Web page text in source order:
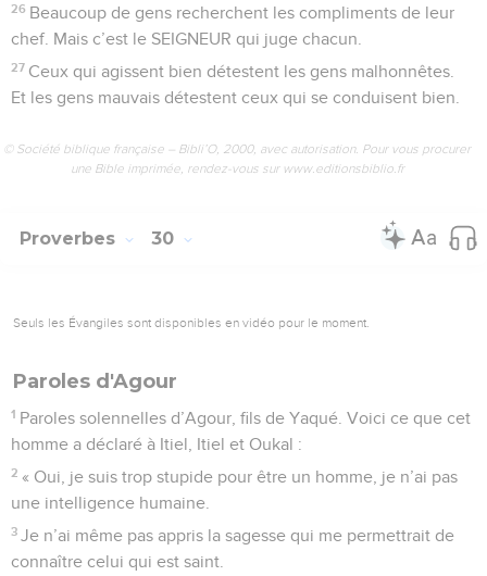
26 Beaucoup de gens recherchent les compliments de leur
chef. Mais c’est le SEIGNEUR qui juge chacun.
27 Ceux qui agissent bien détestent les gens malhonnêtes.
Et les gens mauvais détestent ceux qui se conduisent bien.
© Société biblique française – Bibli’O, 2000, avec autorisation. Pour vous procurer
une Bible imprimée, rendez-vous sur www.editionsbiblio.fr
Proverbes 30
Seuls les Évangiles sont disponibles en vidéo pour le moment.
Paroles d'Agour
1 Paroles solennelles d’Agour, fils de Yaqué. Voici ce que cet
homme a déclaré à Itiel, Itiel et Oukal :
2 « Oui, je suis trop stupide pour être un homme, je n’ai pas
une intelligence humaine.
3 Je n’ai même pas appris la sagesse qui me permettrait de
connaître celui qui est saint.